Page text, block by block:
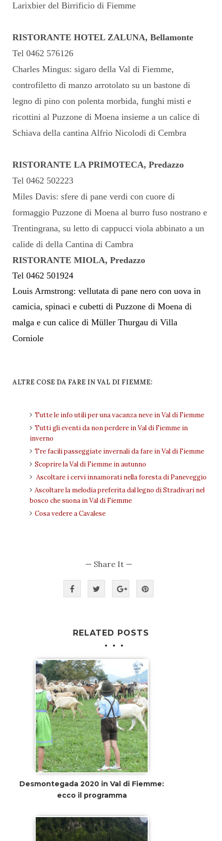
Larixbier del Birrificio di Fiemme
RISTORANTE HOTEL ZALUNA, Bellamonte
Tel 0462 576126
Charles Mingus: sigaro della Val di Fiemme,
controfiletto di manzo arrotolato su un bastone di
legno di pino con polenta morbida, funghi misti e
ricottini al Puzzone di Moena insieme a un calice di
Schiava della cantina Alfrio Nicolodi di Cembra
RISTORANTE LA PRIMOTECA, Predazzo
Tel 0462 502223
Miles Davis: sfere di pane verdi con cuore di
formaggio Puzzone di Moena al burro fuso nostrano e
Trentingrana, su letto di cappucci viola abbinato a un
calide di della Cantina di Cambra
RISTORANTE MIOLA, Predazzo
Tel 0462 501924
Louis Armstrong: vellutata di pane nero con uova in
camicia, spinaci e cubetti di Puzzone di Moena di
malga e cun calice di Müller Thurgau di Villa
Corniole
ALTRE COSE DA FARE IN VAL DI FIEMME:
Tutte le info utili per una vacanza neve in Val di Fiemme
Tutti gli eventi da non perdere in Val di Fiemme in
inverno
Tre facili passeggiate invernali da fare in Val di Fiemme
Scoprire la Val di Fiemme in autunno
Ascoltare i cervi innamorati nella foresta di Paneveggio
Ascoltare la melodia preferita dal legno di Stradivari nel
bosco che suona in Val di Fiemme
Cosa vedere a Cavalese
— Share It —
RELATED POSTS
Desmontegada 2020 in Val di Fiemme:
ecco il programma